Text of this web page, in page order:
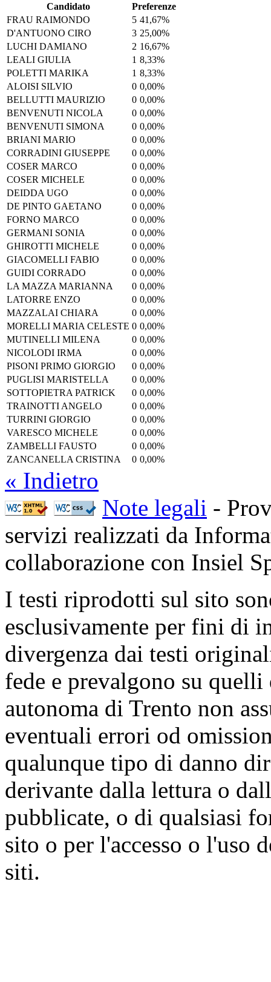
Candidato
Preferenze
FRAU RAIMONDO
5 41,67%
D'ANTUONO CIRO
3 25,00%
LUCHI DAMIANO
2 16,67%
LEALI GIULIA
1 8,33%
POLETTI MARIKA
1 8,33%
ALOISI SILVIO
0 0,00%
BELLUTTI MAURIZIO
0 0,00%
BENVENUTI NICOLA
0 0,00%
BENVENUTI SIMONA
0 0,00%
BRIANI MARIO
0 0,00%
CORRADINI GIUSEPPE
0 0,00%
COSER MARCO
0 0,00%
COSER MICHELE
0 0,00%
DEIDDA UGO
0 0,00%
DE PINTO GAETANO
0 0,00%
FORNO MARCO
0 0,00%
GERMANI SONIA
0 0,00%
GHIROTTI MICHELE
0 0,00%
GIACOMELLI FABIO
0 0,00%
GUIDI CORRADO
0 0,00%
LA MAZZA MARIANNA
0 0,00%
LATORRE ENZO
0 0,00%
MAZZALAI CHIARA
0 0,00%
MORELLI MARIA CELESTE 0 0,00%
MUTINELLI MILENA
0 0,00%
NICOLODI IRMA
0 0,00%
PISONI PRIMO GIORGIO
0 0,00%
PUGLISI MARISTELLA
0 0,00%
SOTTOPIETRA PATRICK
0 0,00%
TRAINOTTI ANGELO
0 0,00%
TURRINI GIORGIO
0 0,00%
VARESCO MICHELE
0 0,00%
ZAMBELLI FAUSTO
0 0,00%
ZANCANELLA CRISTINA
0 0,00%
« Indietro
Note legali -
servizi realizzati da
collaborazione con Insiel
I testi riprodotti sul sito
esclusivamente per fini di
divergenza dai testi
fede e prevalgono su
autonoma di Trento non
eventuali errori od
qualunque tipo di danno
derivante dalla lettura o
pubblicate, o di qualsiasi
sito o per l'accesso o l'uso
siti.